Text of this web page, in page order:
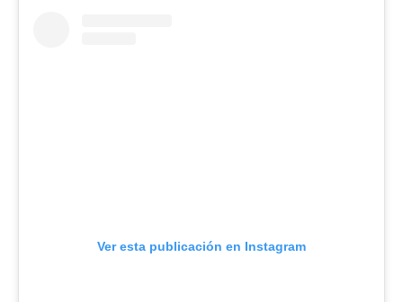
Ver esta publicación en Instagram